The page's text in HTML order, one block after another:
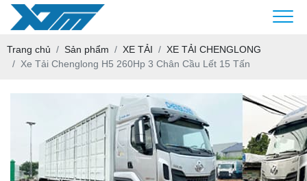
Trang chủ Sản phẩm XE TẢI
XE TẢI CHENGLONG
Xe Tải Chenglong H5 260Hp 3 Chân Cầu Lết 15 Tấn